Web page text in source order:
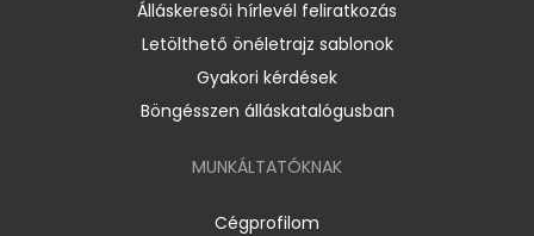
Álláskeresői hírlevél feliratkozás
Letölthető önéletrajz sablonok
Gyakori kérdések
Böngésszen álláskatalógusban
MUNKÁLTATÓKNAK
Cégprofilom